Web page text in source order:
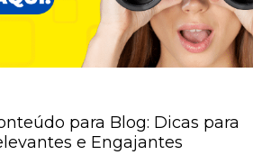
para Blog: Dicas para
e Engajantes